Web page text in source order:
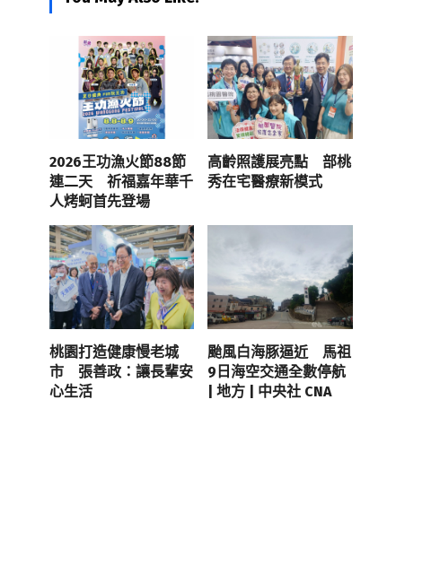
2026王功漁火節88節
連二天 祈福嘉年華千
人烤蚵首先登場
高齡照護展亮點 部桃
秀在宅醫療新模式
桃園打造健康慢老城
市 張善政：讓長輩安
心生活
颱風白海豚逼近 馬祖
9日海空交通全數停航
| 地方 | 中央社 CNA